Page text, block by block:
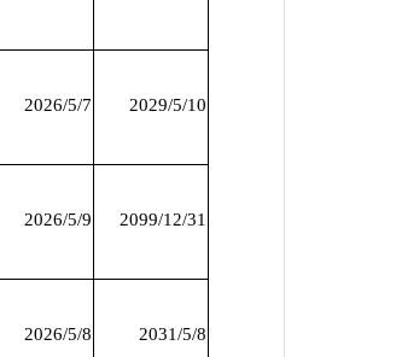
2026/5/7 2029/5/10
2026/5/9 2099/12/31
2026/5/8 2031/5/8